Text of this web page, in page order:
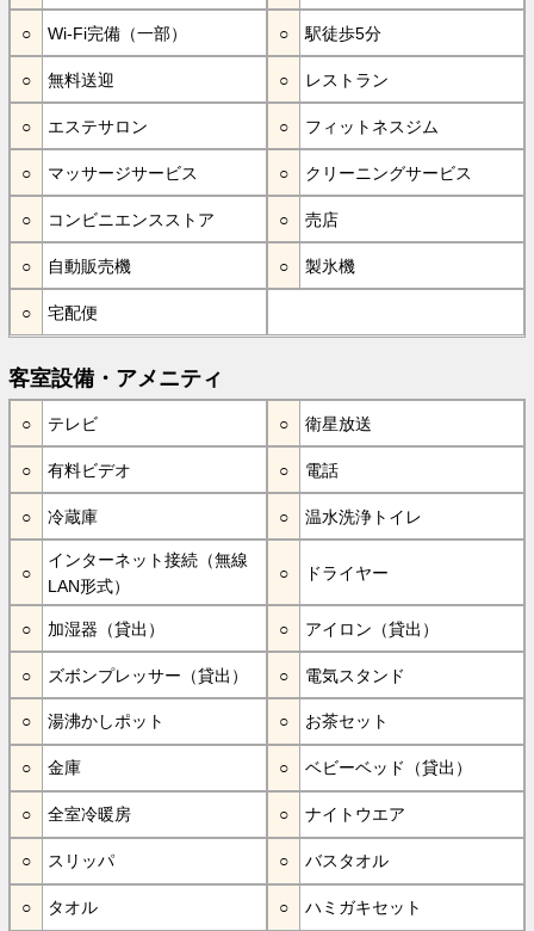
Wi-Fi完備（一部） 駅徒歩5分
無料送迎 レストラン
エステサロン フィットネスジム
マッサージサービス クリーニングサービス
コンビニエンスストア 売店
自動販売機 製氷機
宅配便
客室設備・アメニティ
テレビ 衛星放送
有料ビデオ 電話
冷蔵庫 温水洗浄トイレ
インターネット接続（無線
LAN形式）
ドライヤー
加湿器（貸出） アイロン（貸出）
ズボンプレッサー（貸出） 電気スタンド
湯沸かしポット お茶セット
金庫 ベビーベッド（貸出）
全室冷暖房 ナイトウエア
スリッパ バスタオル
タオル ハミガキセット